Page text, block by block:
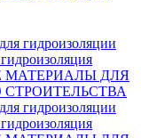
гидроизоляции
МАТЕРИАЛЫ ДЛЯ
гидроизоляции